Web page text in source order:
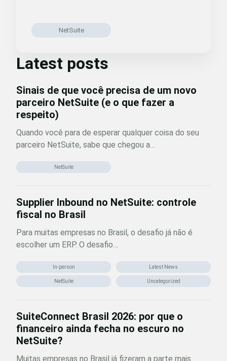
NetSuite
Latest posts
Sinais de que você precisa de um novo
parceiro NetSuite (e o que fazer a
respeito)
Quando você para de esperar qualquer coisa do seu
parceiro NetSuite, sabe que chegou a…
NetSuite
Supplier Inbound no NetSuite: controle
fiscal no Brasil
Para muitas empresas no Brasil, o desafio já não é
escolher um ERP. O desafio…
In-person Latest News
NetSuite Uncategorized
SuiteConnect Brasil 2026: por que o
financeiro ainda fecha no escuro no
NetSuite?
Muitas empresas no Brasil já fizeram a parte mais